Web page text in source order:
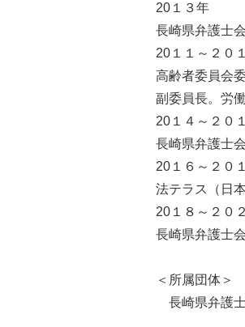
20１３年
長崎県弁護士
20１１～２０
高齢者委員会
副委員長。労
20１４～２０
長崎県弁護士
20１６～２０
法テラス（日
20１８～２０
長崎県弁護士
＜所属団体＞
長崎県弁護